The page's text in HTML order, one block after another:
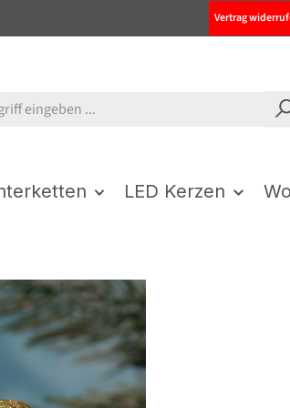
Vertrag
LED Kerzen